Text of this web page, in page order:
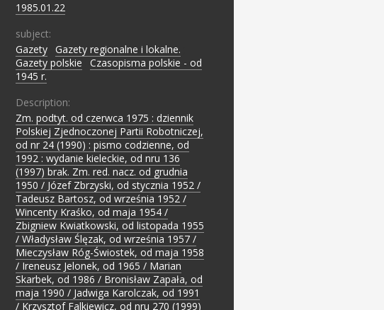
1985.01.22
subject:
Gazety Gazety regionalne i lokalne.
Gazety polskie
Czasopisma polskie - od
1945 r.
Description:
Zm. podtyt. od czerwca 1975 : dziennik
Polskiej Zjednoczonej Partii Robotniczej,
od nr 24 (1990) : pismo codzienne, od
1992 : wydanie kieleckie, od nru 136
(1997) brak. Zm. red. nacz. od grudnia
1950 / Józef Zbrzyski, od stycznia 1952 /
Tadeusz Bartosz, od września 1952 /
Wincenty Kraśko, od maja 1954 /
Zbigniew Kwiatkowski, od listopada 1955
/ Władysław Ślęzak, od września 1957 /
Mieczysław Róg-Świostek, od maja 1958
/ Ireneusz Jelonek, od 1965 / Marian
Skarbek, od 1986 / Bronisław Zapała, od
maja 1990 / Jadwiga Karolczak, od 1991
/ Krzysztof Falkiewicz, od nru 270 (1999)